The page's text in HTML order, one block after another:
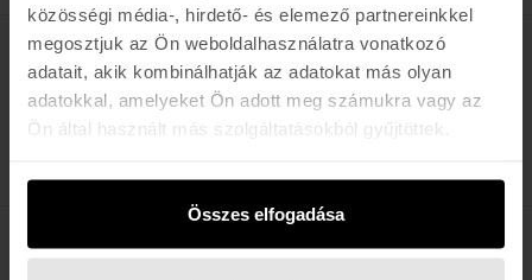
közösségi média-, hirdető- és elemező partnereinkkel
megosztjuk az Ön weboldalhasználatra vonatkozó
adatait, akik kombinálhatják az adatokat más olyan
adatokkal, amelyeket Ön adott meg számukra vagy az
Ön által használt más szolgáltatásokból gyűjtöttek.
Összes elfogadása
Értesülj az újdonságokról, akciókról
E-MAIL
K A R O L I N A 17 / B